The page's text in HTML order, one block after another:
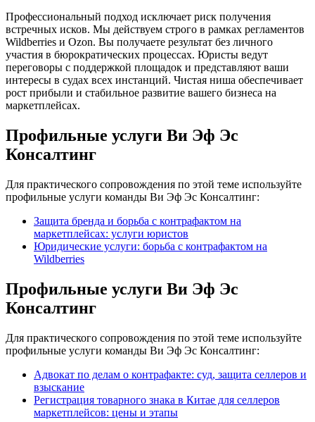
Профессиональный подход исключает риск получения
встречных исков. Мы действуем строго в рамках регламентов
Wildberries и Ozon. Вы получаете результат без личного
участия в бюрократических процессах. Юристы ведут
переговоры с поддержкой площадок и представляют ваши
интересы в судах всех инстанций. Чистая ниша обеспечивает
рост прибыли и стабильное развитие вашего бизнеса на
маркетплейсах.
Профильные услуги Ви Эф Эс
Консалтинг
Для практического сопровождения по этой теме используйте
профильные услуги команды Ви Эф Эс Консалтинг:
Защита бренда и борьба с контрафактом на
маркетплейсах: услуги юристов
Юридические услуги: борьба с контрафактом на
Wildberries
Профильные услуги Ви Эф Эс
Консалтинг
Для практического сопровождения по этой теме используйте
профильные услуги команды Ви Эф Эс Консалтинг:
Адвокат по делам о контрафакте: суд, защита селлеров и
взыскание
Регистрация товарного знака в Китае для селлеров
маркетплейсов: цены и этапы